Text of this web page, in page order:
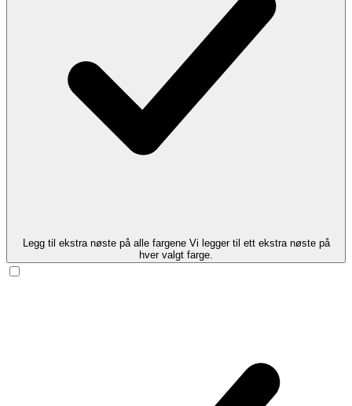
Legg til ekstra nøste på alle fargene Vi legger til ett ekstra nøste på
hver valgt farge.